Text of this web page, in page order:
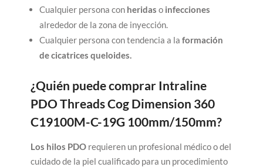
Cualquier persona con heridaso infecciones
alrededor de la zona de inyección.
Cualquier persona con tendencia a laformación
de cicatrices queloides.
¿Quién puede comprar Intraline
PDO Threads Cog Dimension 360
C19100M-C-19G 100mm/150mm?
Los hilos PDO requieren un profesional médico o del
cuidado de la piel cualificado para un procedimiento